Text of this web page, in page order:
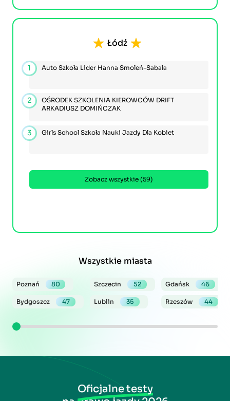
Łódź
1 Auto Szkoła Lider Hanna Smoleń-Sabała
2
OŚRODEK SZKOLENIA KIEROWCÓW DRIFT
ARKADIUSZ DOMIŃCZAK
3 Girls School Szkoła Nauki Jazdy Dla Kobiet
Zobacz wszystkie (59)
Wszystkie miasta
Poznań 80
Bydgoszcz 47
Szczecin 52
Lublin 35
Gdańsk 46
Rzeszów 44
Oficjalne testy